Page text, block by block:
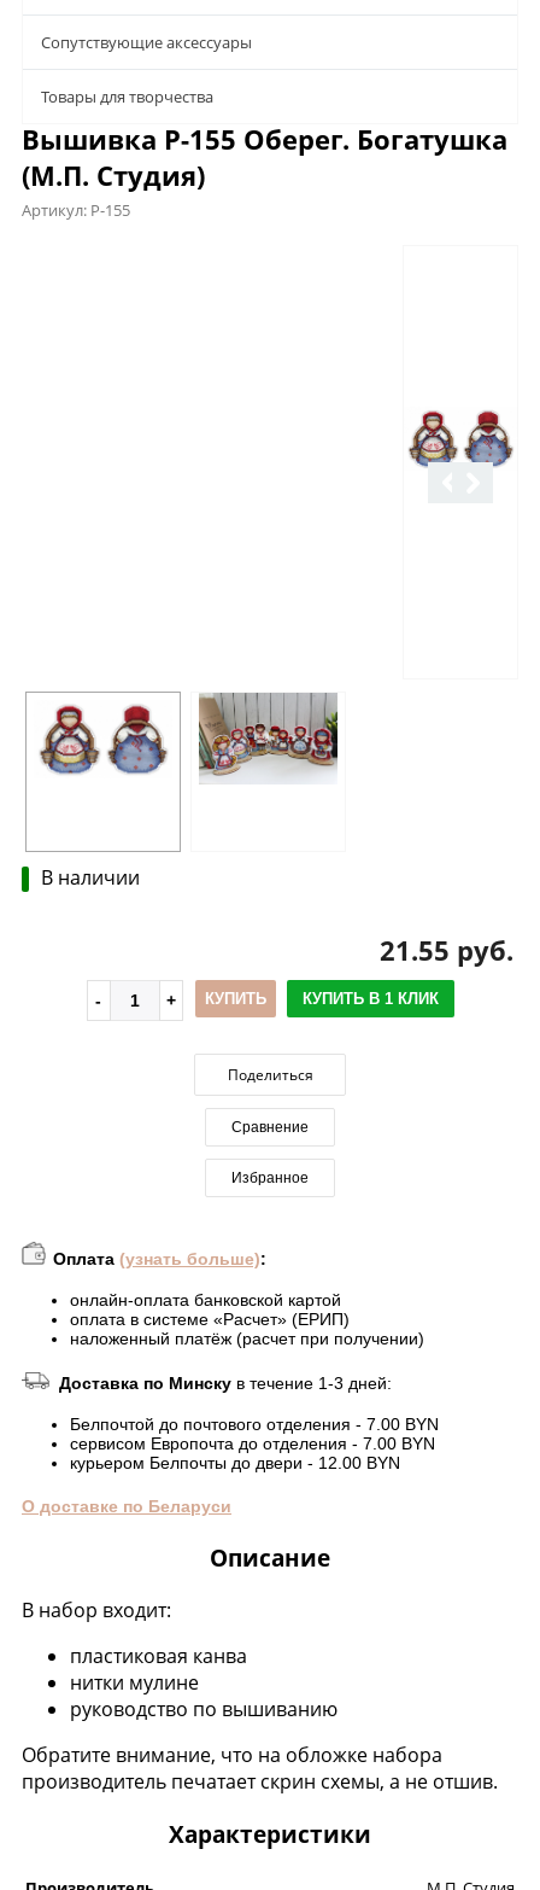
Сопутствующие аксессуары
Товары для творчества
Вышивка Р-155 Оберег. Богатушка
(М.П. Студия)
Артикул: Р-155
В наличии
21.55 руб.
КУПИТЬ КУПИТЬ В 1 КЛИК
Поделиться
Сравнение
Избранное
Оплата (узнать больше):
онлайн-оплата банковской картой
оплата в системе «Расчет» (ЕРИП)
наложенный платёж (расчет при получении)
Доставка по Минску в течение 1-3 дней:
Белпочтой до почтового отделения - 7.00 BYN
сервисом Европочта до отделения - 7.00 BYN
курьером Белпочты до двери - 12.00 BYN
О доставке по Беларуси
Описание
В набор входит:
пластиковая канва
нитки мулине
руководство по вышиванию
Обратите внимание, что на обложке набора
производитель печатает скрин схемы, а не отшив.
Характеристики